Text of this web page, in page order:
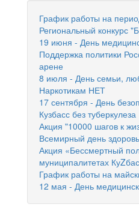
График работы на
Региональный конкурс
19 июня - День
Поддержка политики
арене
8 июля - День семьи,
Наркотикам НЕТ
17 сентября - День
Кузбасс без туберкулеза
Акция "10000 шагов к
Всемирный день
Акция «Бессмертный
муниципалитетах
График работы на
12 мая - День